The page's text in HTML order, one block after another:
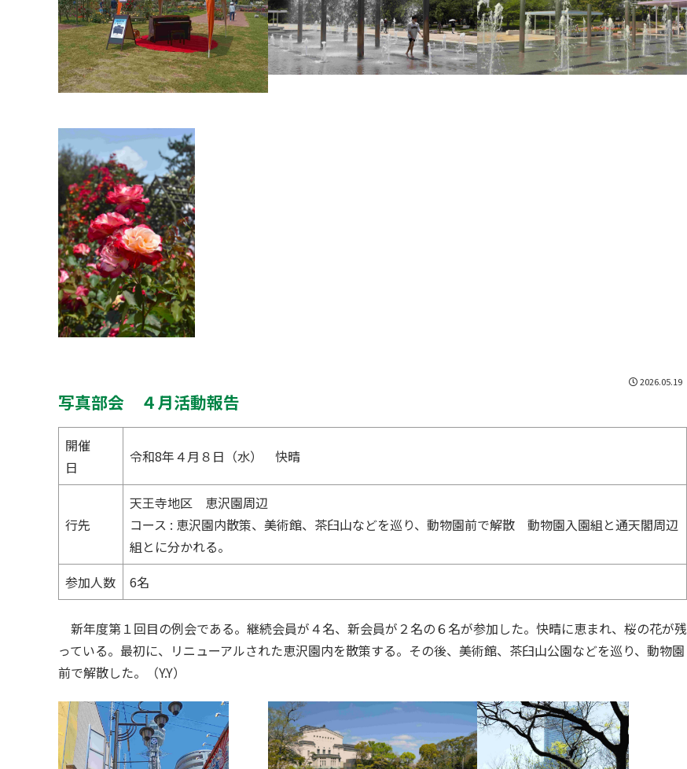
2026.05.19
写真部会 ４月活動報告
開催
日
令和8年４月８日（水） 快晴
行先
天王寺地区 恵沢園周辺
コース : 恵沢園内散策、美術館、茶臼山などを巡り、動物園前で解散 動物園入園組と通天閣周辺
組とに分かれる。
参加人数
6名
新年度第１回目の例会である。継続会員が４名、新会員が２名の６名が参加した。快晴に恵まれ、桜の花が残
っている。最初に、リニューアルされた恵沢園内を散策する。その後、美術館、茶臼山公園などを巡り、動物園
前で解散した。（Y.Y）